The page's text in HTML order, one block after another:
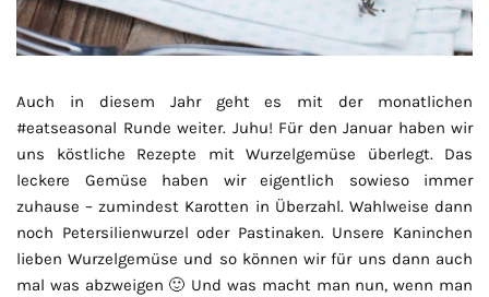
Auch in diesem Jahr geht es mit der monatlichen
#eatseasonal Runde weiter. Juhu! Für den Januar haben wir
uns köstliche Rezepte mit Wurzelgemüse überlegt. Das
leckere Gemüse haben wir eigentlich sowieso immer
zuhause – zumindest Karotten in Überzahl. Wahlweise dann
noch Petersilienwurzel oder Pastinaken. Unsere Kaninchen
lieben Wurzelgemüse und so können wir für uns dann auch
mal was abzweigen 🙂 Und was macht man nun, wenn man